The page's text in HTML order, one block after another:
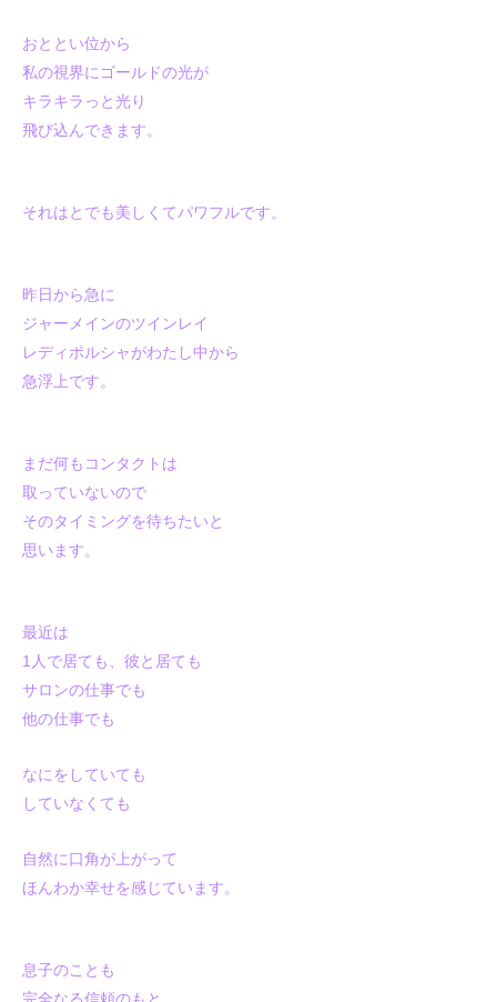
おととい位から
私の視界にゴールドの光が
キラキラっと光り
飛び込んできます。
それはとでも美しくてパワフルです。
昨日から急に
ジャーメインのツインレイ
レディポルシャがわたし中から
急浮上です。
まだ何もコンタクトは
取っていないので
そのタイミングを待ちたいと
思います。
最近は
1人で居ても、彼と居ても
サロンの仕事でも
他の仕事でも
なにをしていても
していなくても
自然に口角が上がって
ほんわか幸せを感じています。
息子のことも